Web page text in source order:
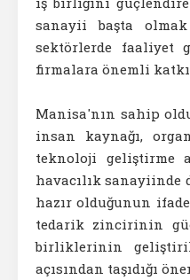
sanayii başta
sektörlerde faaliyet
firmalara önemli
Manisa'nın sahip
insan kaynağı,
teknoloji geliştirme
havacılık sanayiinde
hazır olduğunun
tedarik zincirinin
birliklerinin
açısından taşıdığı